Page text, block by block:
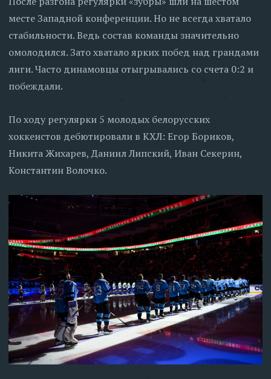
месте Западной конференции. Но не всегда хватало
стабильности. Ведь состав команды значительно
омолодился. Зато хватало ярких побед над грандами
лиги. Часто динамовцы отыгрывались со счета 0:2 и
побеждали.
По ходу регулярки 5 молодых белорусских
хоккеистов дебютировали в КХЛ: Егор Бориков,
Никита Жихарев, Даниил Липский, Иван Секерин,
Константин Волочко.